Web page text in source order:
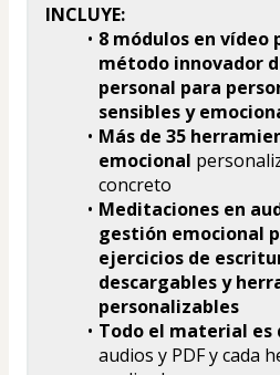
INCLUYE:
8 módulos en vídeo
método innovador
personal para
sensibles y
Más de 35
emocional
concreto
Meditaciones en
gestión emocional
ejercicios de
descargables y
personalizables
Todo el material es
audios y PDF y cada